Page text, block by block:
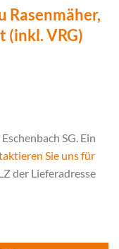
Rasenmäher,
(inkl. VRG)
SG. Ein
Sie uns für
der Lieferadresse